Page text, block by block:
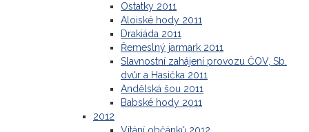
Ostatky 2011
Aloiské hody 2011
Drakiáda 2011
Řemeslný jarmark 2011
Slavnostní zahájení provozu ČOV, Sb.
dvůr a Hasička 2011
Andělská šou 2011
Babské hody 2011
2012